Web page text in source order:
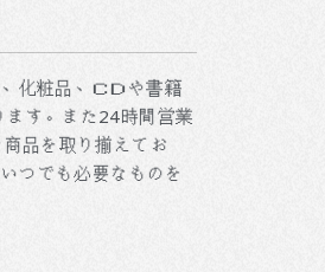
化粧品、ＣＤや書籍
す。また24時間営業
品を取り揃えてお
つでも必要なものを